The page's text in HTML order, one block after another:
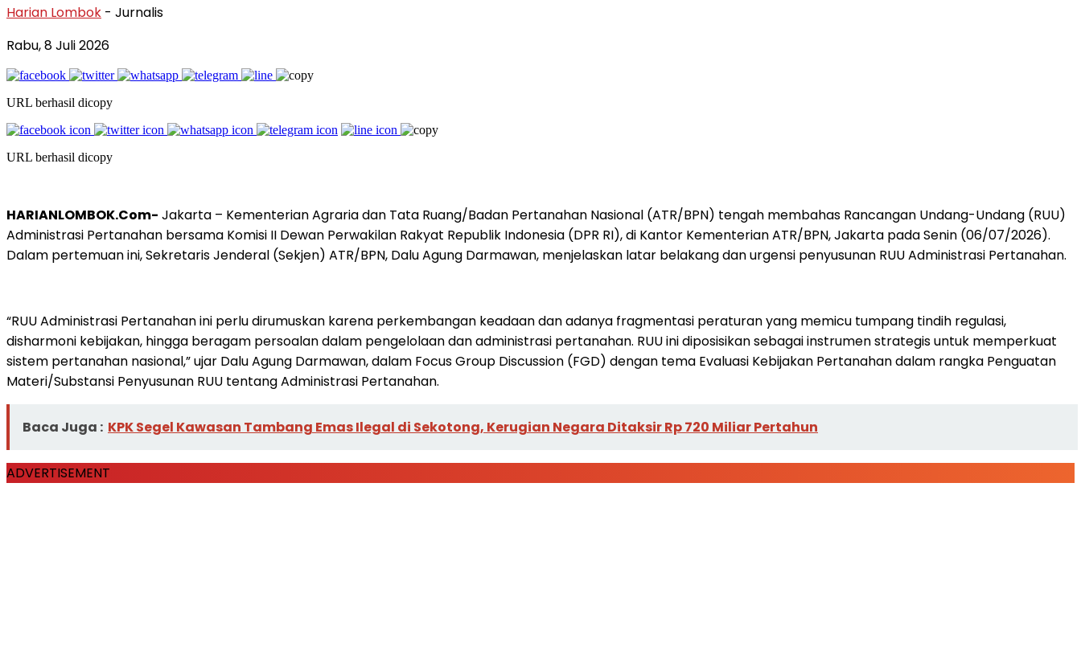
Harian Lombok - Jurnalis
Rabu, 8 Juli 2026
URL berhasil dicopy
URL berhasil dicopy
HARIANLOMBOK.Com- Jakarta – Kementerian Agraria dan Tata Ruang/Badan Pertanahan Nasional (ATR/BPN) tengah membahas Rancangan Undang-Undang (RUU)
Administrasi Pertanahan bersama Komisi II Dewan Perwakilan Rakyat Republik Indonesia (DPR RI), di Kantor Kementerian ATR/BPN, Jakarta pada Senin (06/07/2026).
Dalam pertemuan ini, Sekretaris Jenderal (Sekjen) ATR/BPN, Dalu Agung Darmawan, menjelaskan latar belakang dan urgensi penyusunan RUU Administrasi Pertanahan.
“RUU Administrasi Pertanahan ini perlu dirumuskan karena perkembangan keadaan dan adanya fragmentasi peraturan yang memicu tumpang tindih regulasi,
disharmoni kebijakan, hingga beragam persoalan dalam pengelolaan dan administrasi pertanahan. RUU ini diposisikan sebagai instrumen strategis untuk memperkuat
sistem pertanahan nasional,” ujar Dalu Agung Darmawan, dalam Focus Group Discussion (FGD) dengan tema Evaluasi Kebijakan Pertanahan dalam rangka Penguatan
Materi/Substansi Penyusunan RUU tentang Administrasi Pertanahan.
Baca Juga : KPK Segel Kawasan Tambang Emas Ilegal di Sekotong, Kerugian Negara Ditaksir Rp 720 Miliar Pertahun
ADVERTISEMENT